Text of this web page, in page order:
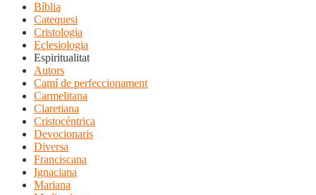
Bíblia
Catequesi
Cristologia
Eclesiologia
Espiritualitat
Autors
Camí de perfeccionament
Carmelitana
Claretiana
Cristocéntrica
Devocionaris
Diversa
Franciscana
Ignaciana
Mariana